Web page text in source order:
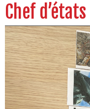
Chef d’états